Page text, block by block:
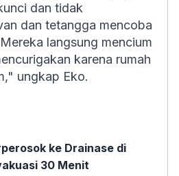
dan tidak
dan tetangga mencoba
langsung mencium
karena rumah
ungkap Eko.
ke Drainase di
30 Menit